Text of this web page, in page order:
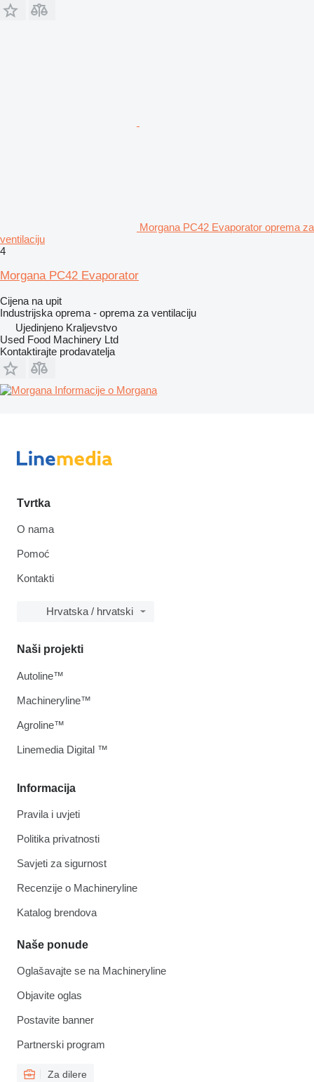
Morgana PC42 Evaporator oprema za
ventilaciju
4
Morgana PC42 Evaporator
Cijena na upit
Industrijska oprema - oprema za ventilaciju
Ujedinjeno Kraljevstvo
Used Food Machinery Ltd
Kontaktirajte prodavatelja
Informacije o Morgana
Tvrtka
O nama
Pomoć
Kontakti
Hrvatska / hrvatski
Informacija
Pravila i uvjeti
Politika privatnosti
Savjeti za sigurnost
Recenzije o Machineryline
Katalog brendova
Naše ponude
Oglašavajte se na Machineryline
Objavite oglas
Postavite banner
Partnerski program
Za dilere
Naši projekti
Autoline™
Machineryline™
Agroline™
Linemedia Digital ™